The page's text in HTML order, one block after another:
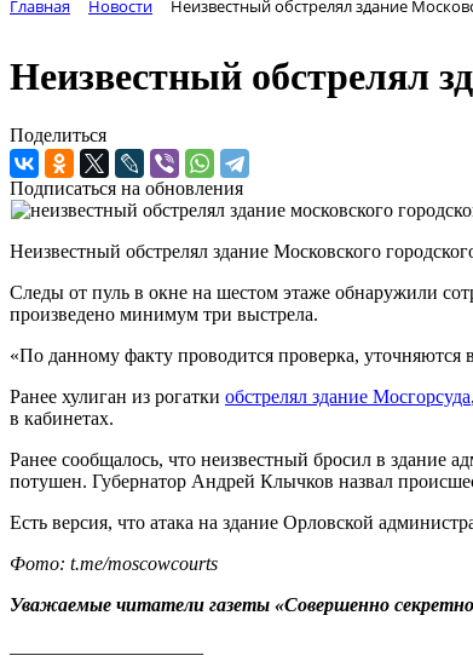
Главная Новости Неизвестный обстрелял здание
Неизвестный обстрелял
Поделиться
Подписаться на обновления
Неизвестный обстрелял здание Московского
Следы от пуль в окне на шестом этаже обнаружили
произведено минимум три выстрела.
«По данному факту проводится проверка, уточняются
Ранее хулиган из рогатки обстрелял здание Мосгорсуда
в кабинетах.
Ранее сообщалось, что неизвестный бросил в здание
потушен. Губернатор Андрей Клычков назвал
Есть версия, что атака на здание Орловской
Фото: t.me/moscowcourts
Уважаемые читатели газеты «Совершенно